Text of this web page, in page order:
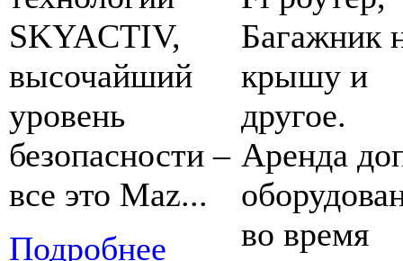
SKYACTIV,
высочайший
уровень
безопасности –
все это Maz...
Подробнее
Багажник
крышу и
другое.
Аренда
во время